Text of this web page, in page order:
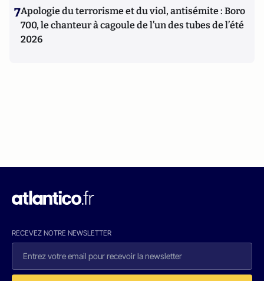
7Apologie du terrorisme et du viol, antisémite : Boro
700, le chanteur à cagoule de l’un des tubes de l’été
2026
RECEVEZ NOTRE NEWSLETTER